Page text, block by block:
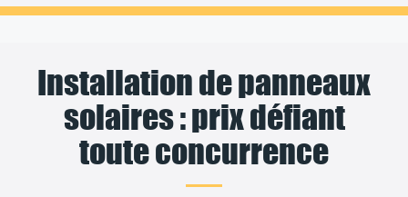
Installation de panneaux
solaires : prix défiant
toute concurrence